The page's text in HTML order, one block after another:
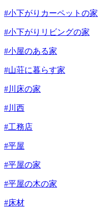
#小下がりカーペットの家
#小下がりリビングの家
#小屋のある家
#山荘に暮らす家
#川床の家
#川西
#工務店
#平屋
#平屋の家
#平屋の木の家
#床材